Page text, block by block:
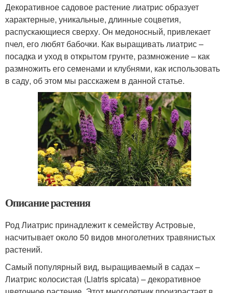
Декоративное садовое растение лиатрис образует
характерные, уникальные, длинные соцветия,
распускающиеся сверху. Он медоносный, привлекает
пчел, его любят бабочки. Как выращивать лиатрис –
посадка и уход в открытом грунте, размножение – как
размножить его семенами и клубнями, как использовать
в саду, об этом мы расскажем в данной статье.
Описание растения
Род Лиатрис принадлежит к семейству Астровые,
насчитывает около 50 видов многолетних травянистых
растений.
Самый популярный вид, выращиваемый в садах –
Лиатрис колосистая (Liatris spicata) – декоративное